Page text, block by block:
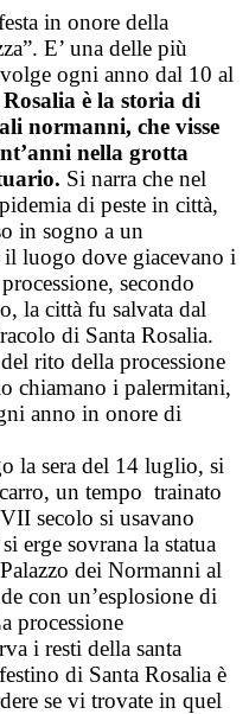
in onore della
E’ una delle più
ogni anno dal 10 al
è la storia di
normanni, che visse
nella grotta
Si narra che nel
di peste in città,
in sogno a un
luogo dove giacevano i
secondo
la città fu salvata dal
di Santa Rosalia.
rito della processione
chiamano i palermitani,
anno in onore di
la sera del 14 luglio, si
un tempo trainato
secolo si usavano
erge sovrana la statua
dei Normanni al
con un’esplosione di
processione
i resti della santa
di Santa Rosalia è
se vi trovate in quel